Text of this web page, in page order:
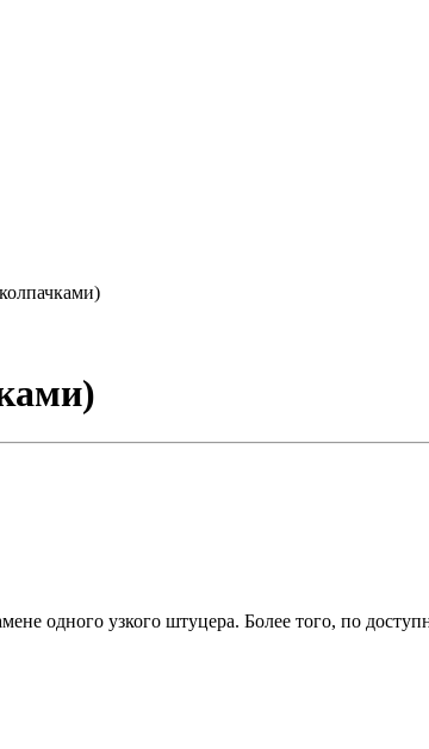
одного узкого штуцера. Более того, по